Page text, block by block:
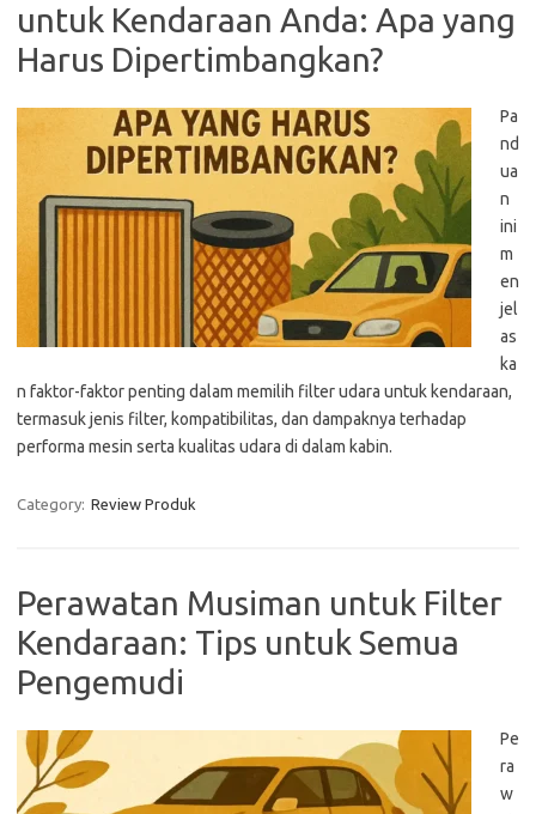
untuk Kendaraan Anda: Apa yang
Harus Dipertimbangkan?
Pa
nd
ua
n
ini
m
en
jel
as
ka
n faktor-faktor penting dalam memilih filter udara untuk kendaraan,
termasuk jenis filter, kompatibilitas, dan dampaknya terhadap
performa mesin serta kualitas udara di dalam kabin.
Category: Review Produk
Perawatan Musiman untuk Filter
Kendaraan: Tips untuk Semua
Pengemudi
Pe
ra
w